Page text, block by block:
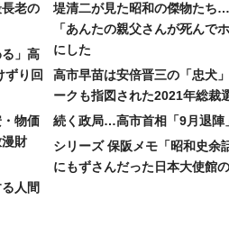
老の
」高
ずり回
物価
財
人間
堤清二が見た昭和の傑物たち
「あんたの親父さんが死んで
にした
高市早苗は安倍晋三の「忠犬
ークも指図された2021年総裁
続く政局…高市首相「9月退陣
シリーズ 保阪メモ「昭和史余
にもずさんだった日本大使館